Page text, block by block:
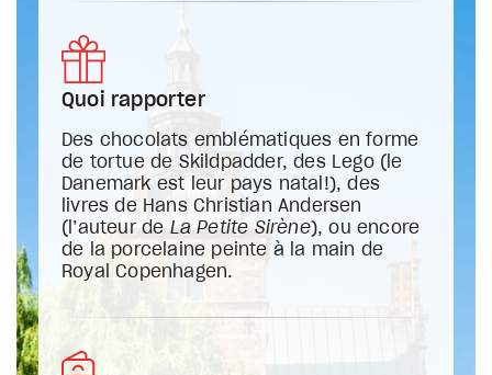
Quoi rapporter
Des chocolats emblématiques en forme
de tortue de Skildpadder, des Lego (le
Danemark est leur pays natal!), des
livres de Hans Christian Andersen
(l’auteur de La Petite Sirène), ou encore
de la porcelaine peinte à la main de
Royal Copenhagen.